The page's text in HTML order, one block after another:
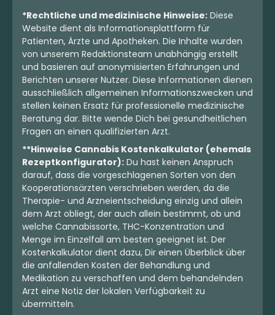
*Rechtliche und medizinische Hinweise: Diese
Website dient als Informationsplattform für
Patienten, Ärzte und Apotheken. Die Inhalte wurden
von unserem Redaktionsteam unabhängig erstellt
und basieren auf anonymisierten Erfahrungen und
Berichten unserer Nutzer. Diese Informationen dienen
ausschließlich allgemeinen Informationszwecken und
stellen keinen Ersatz für professionelle medizinische
Beratung dar. Bitte wende Dich bei gesundheitlichen
Fragen an einen qualifizierten Arzt.
**Hinweise Cannabis Kostenkalkulator (ehemals
Rezeptkonfigurator): Du hast keinen Anspruch
darauf, dass die vorgeschlagenen Sorten von den
Kooperationsärzten verschrieben werden, da die
Therapie- und Arzneientscheidung einzig und allein
dem Arzt obliegt, der auch allein bestimmt, ob und
welche Cannabissorte, THC-Konzentration und
Menge im Einzelfall am besten geeignet ist. Der
Kostenkalkulator dient dazu, Dir einen Überblick über
die anfallenden Kosten der Behandlung und
Medikation zu verschaffen und dem behandelnden
Arzt eine Notiz der lokalen Verfügbarkeit zu
übermitteln.